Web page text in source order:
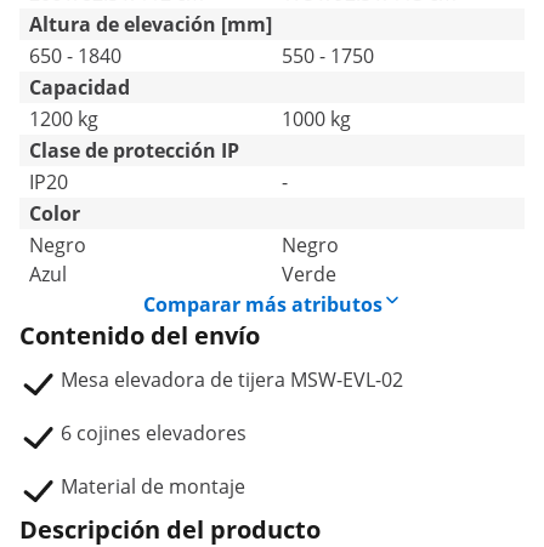
Altura de elevación [mm]
650 - 1840
550 - 1750
Capacidad
1200 kg
1000 kg
Clase de protección IP
IP20
-
Color
Negro
Azul
Negro
Verde
Comparar más atributos
Contenido del envío
Mesa elevadora de tijera MSW-EVL-02
6 cojines elevadores
Material de montaje
Descripción del producto